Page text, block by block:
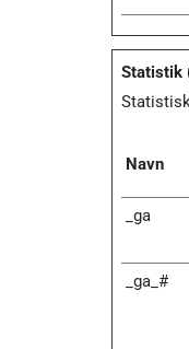
Statistik
Navn
_ga
_ga_#